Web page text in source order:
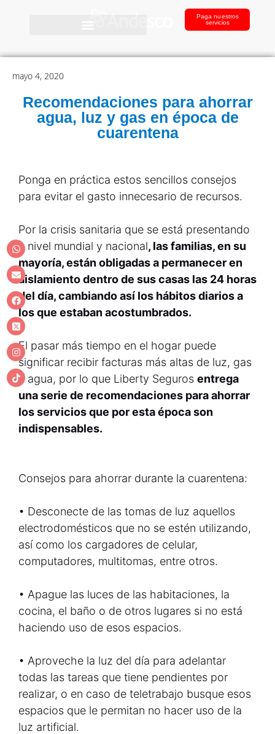
Paga nuestros
servicios
mayo 4, 2020
Recomendaciones para ahorrar
agua, luz y gas en época de
cuarentena
Ponga en práctica estos sencillos consejos
para evitar el gasto innecesario de recursos.
Por la crisis sanitaria que se está presentando
a nivel mundial y nacional, las familias, en su
mayoría, están obligadas a permanecer en
aislamiento dentro de sus casas las 24 horas
del día, cambiando así los hábitos diarios a
los que estaban acostumbrados.
El pasar más tiempo en el hogar puede
significar recibir facturas más altas de luz, gas
y agua, por lo que Liberty Seguros entrega
una serie de recomendaciones para ahorrar
los servicios que por esta época son
indispensables.
Consejos para ahorrar durante la cuarentena:
• Desconecte de las tomas de luz aquellos
electrodomésticos que no se estén utilizando,
así como los cargadores de celular,
computadores, multitomas, entre otros.
• Apague las luces de las habitaciones, la
cocina, el baño o de otros lugares si no está
haciendo uso de esos espacios.
• Aproveche la luz del día para adelantar
todas las tareas que tiene pendientes por
realizar, o en caso de teletrabajo busque esos
espacios que le permitan no hacer uso de la
luz artificial.